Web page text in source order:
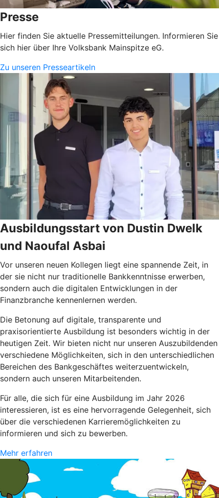
Presse
Hier finden Sie aktuelle Pressemitteilungen. Informieren Sie
sich hier über Ihre Volksbank Mainspitze eG.
Zu unseren Presseartikeln
Ausbildungsstart von Dustin Dwelk
und Naoufal Asbai
Vor unseren neuen Kollegen liegt eine spannende Zeit, in
der sie nicht nur traditionelle Bankkenntnisse erwerben,
sondern auch die digitalen Entwicklungen in der
Finanzbranche kennenlernen werden.
Die Betonung auf digitale, transparente und
praxisorientierte Ausbildung ist besonders wichtig in der
heutigen Zeit. Wir bieten nicht nur unseren Auszubildenden
verschiedene Möglichkeiten, sich in den unterschiedlichen
Bereichen des Bankgeschäftes weiterzuentwickeln,
sondern auch unseren Mitarbeitenden.
Für alle, die sich für eine Ausbildung im Jahr 2026
interessieren, ist es eine hervorragende Gelegenheit, sich
über die verschiedenen Karrieremöglichkeiten zu
informieren und sich zu bewerben.
Mehr erfahren